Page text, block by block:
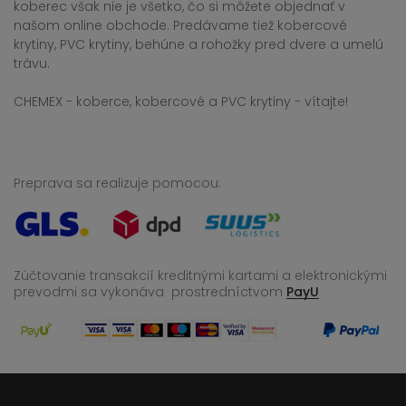
koberec však nie je všetko, čo si môžete objednať v
našom online obchode. Predávame tiež kobercové
krytiny, PVC krytiny, behúne a rohožky pred dvere a umelú
trávu.
CHEMEX - koberce, kobercové a PVC krytiny - vítajte!
Preprava sa realizuje pomocou:
Zúčtovanie transakcií kreditnými kartami a elektronickými
prevodmi sa vykonáva prostredníctvom PayU